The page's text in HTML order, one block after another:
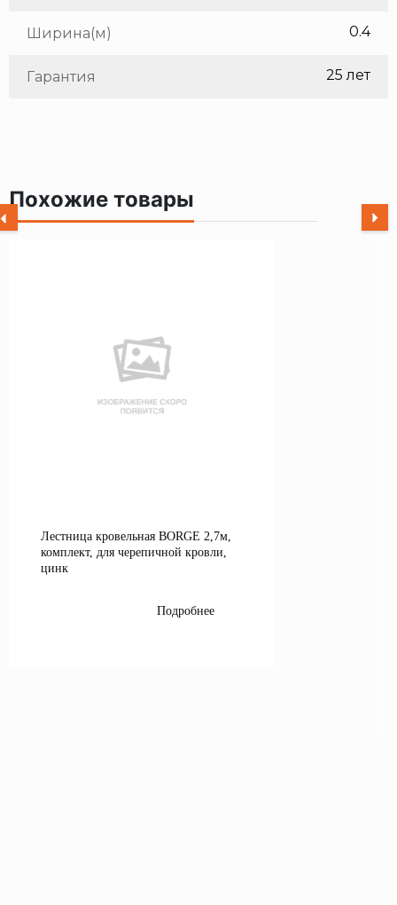
Ширина(м) 0.4
Гарантия 25 лет
Похожие товары
Лестница кровельная BORGE 2,7м,
комплект, для черепичной кровли,
цинк
Подробнее